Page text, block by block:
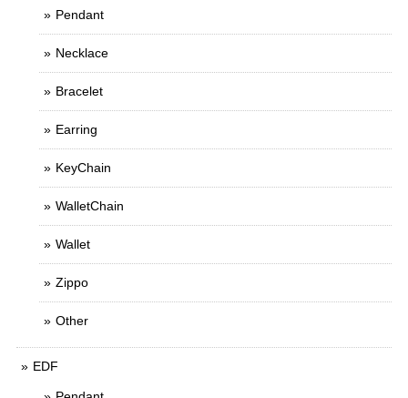
Pendant
Necklace
Bracelet
Earring
KeyChain
WalletChain
Wallet
Zippo
Other
EDF